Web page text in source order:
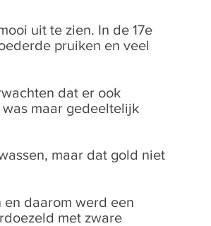
uit te zien. In de 17e
pruiken en veel
dat er ook
maar gedeeltelijk
maar dat gold niet
en daarom werd een
met zware